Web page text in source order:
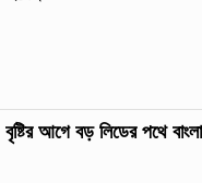
বৃষ্টির আগে বড় লিডের পথে